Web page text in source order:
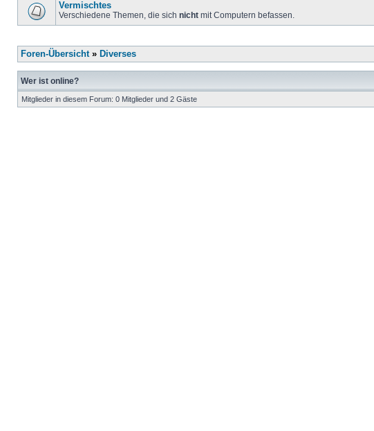
Vermischtes
Verschiedene Themen, die sich nicht mit Computern befassen.
Foren-Übersicht» Diverses
Wer ist online?
Mitglieder in diesem Forum: 0 Mitglieder und 2 Gäste